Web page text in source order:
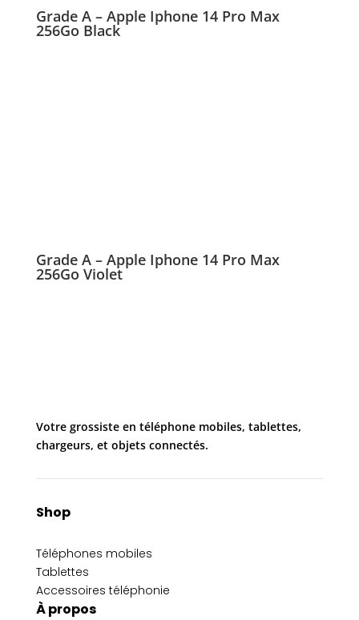
Grade A – Apple Iphone 14 Pro Max
256Go Black
Grade A – Apple Iphone 14 Pro Max
256Go Violet
Votre grossiste en téléphone mobiles, tablettes,
chargeurs, et objets connectés.
Shop
Téléphones mobiles
Tablettes
Accessoires téléphonie
À propos